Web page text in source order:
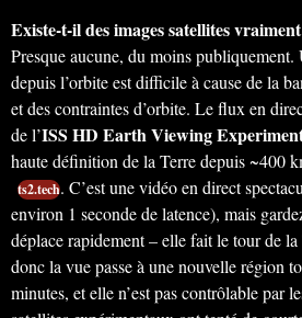
Existe-t-il des images satellites
Presque aucune, du moins
depuis l’orbite est difficile à cause de la
et des contraintes d’orbite. Le flux en
de l’ISS HD Earth Viewing
haute définition de la Terre depuis ~400
ts2.tech. C’est une vidéo en direct
environ 1 seconde de latence), mais
déplace rapidement – elle fait le tour de
donc la vue passe à une nouvelle région
minutes, et elle n’est pas contrôlable par